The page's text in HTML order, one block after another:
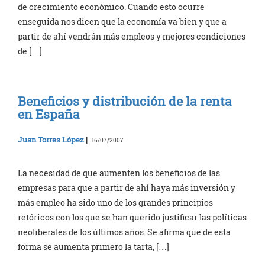
de crecimiento económico. Cuando esto ocurre
enseguida nos dicen que la economía va bien y que a
partir de ahí vendrán más empleos y mejores condiciones
de […]
Beneficios y distribución de la renta
en España
Juan Torres López | 16/07/2007
La necesidad de que aumenten los beneficios de las
empresas para que a partir de ahí haya más inversión y
más empleo ha sido uno de los grandes principios
retóricos con los que se han querido justificar las políticas
neoliberales de los últimos años. Se afirma que de esta
forma se aumenta primero la tarta, […]